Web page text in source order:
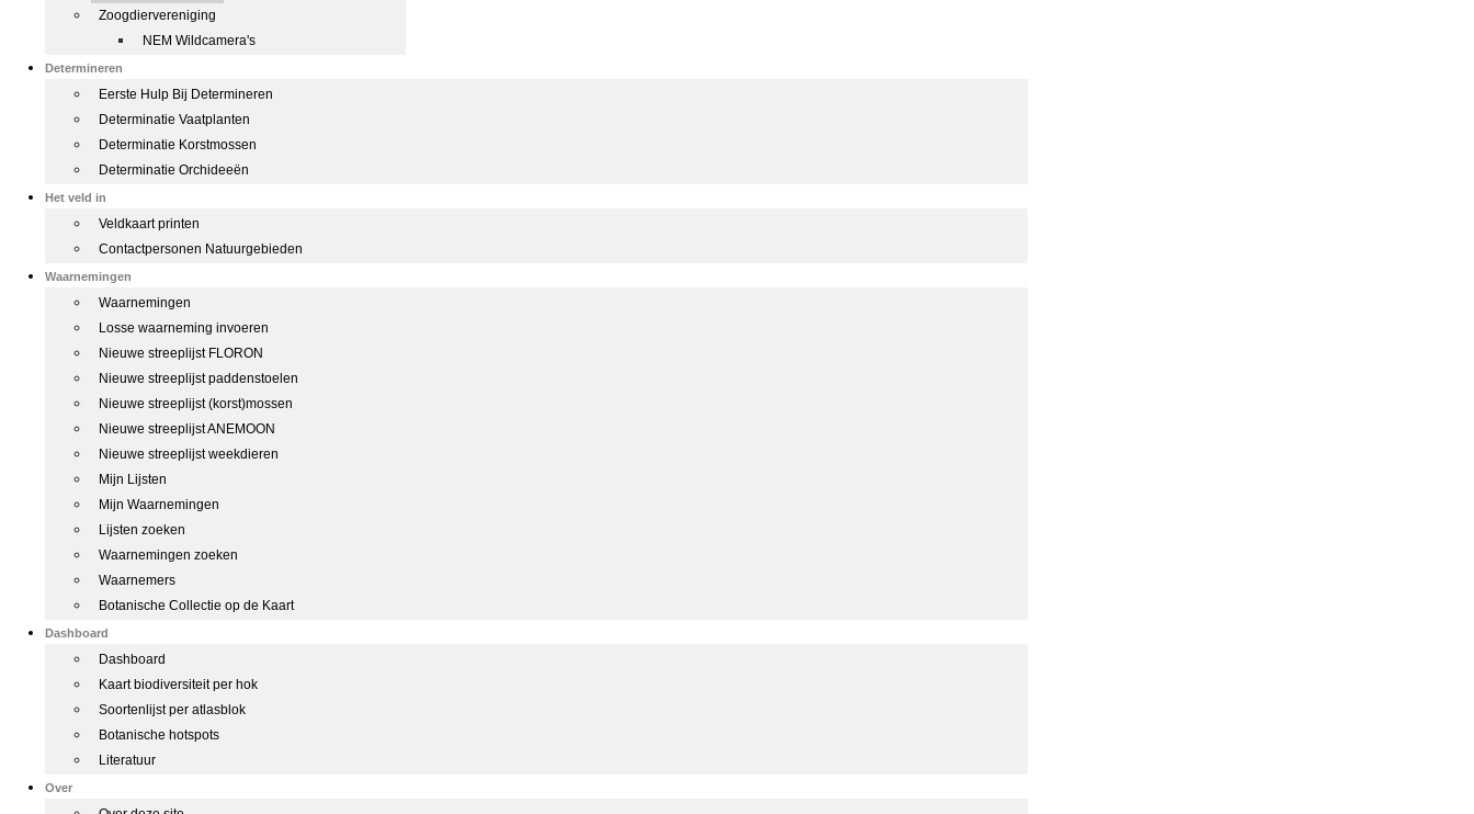
Zoogdiervereniging
NEM Wildcamera's
Determineren
Eerste Hulp Bij Determineren
Determinatie Vaatplanten
Determinatie Korstmossen
Determinatie Orchideeën
Het veld in
Veldkaart printen
Contactpersonen Natuurgebieden
Waarnemingen
Waarnemingen
Losse waarneming invoeren
Nieuwe streeplijst FLORON
Nieuwe streeplijst paddenstoelen
Nieuwe streeplijst (korst)mossen
Nieuwe streeplijst ANEMOON
Nieuwe streeplijst weekdieren
Mijn Lijsten
Mijn Waarnemingen
Lijsten zoeken
Waarnemingen zoeken
Waarnemers
Botanische Collectie op de Kaart
Dashboard
Dashboard
Kaart biodiversiteit per hok
Soortenlijst per atlasblok
Botanische hotspots
Literatuur
Over